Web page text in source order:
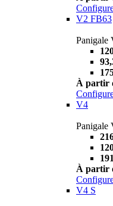
V2 FB63
Panigale
À partir
V4
Panigale
À partir
V4 S